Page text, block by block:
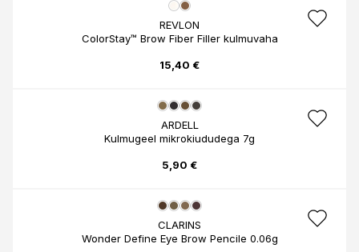
REVLON
ColorStay™ Brow Fiber Filler kulmuvaha
15,40 €
ARDELL
Kulmugeel mikrokiududega 7g
5,90 €
CLARINS
Wonder Define Eye Brow Pencile 0.06g